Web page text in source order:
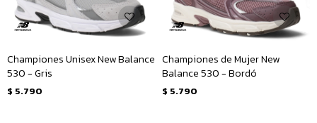
Championes Unisex New Balance
530 - Gris
$ 5.790
Championes de Mujer New
Balance 530 - Bordó
$ 5.790